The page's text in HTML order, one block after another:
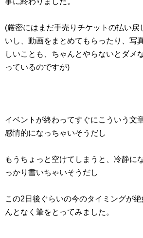
(厳密にはまだ手売りチケットの払い戻
いし、動画をまとめてもらったり、写
しいことも、ちゃんとやらないとダメ
っているのですが)
イベントが終わってすぐにこういう文
感情的になっちゃいそうだし
もうちょっと空けてしまうと、冷静に
っかり書いちゃいそうだし
この2日後ぐらいの今のタイミングが
んとなく筆をとってみました。